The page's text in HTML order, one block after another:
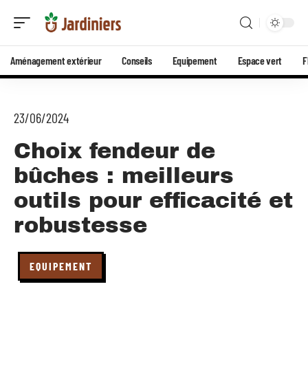
Aménagement extérieur Conseils Equipement Espace vert
23/06/2024
Choix fendeur de
bûches : meilleurs
outils pour efficacité et
robustesse
EQUIPEMENT